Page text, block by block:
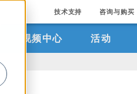
技术支持 咨询与购买
视频中心 活动